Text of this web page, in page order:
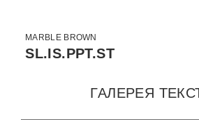
MARBLE BROWN
SL.IS.PPT.ST
ГАЛЕРЕЯ